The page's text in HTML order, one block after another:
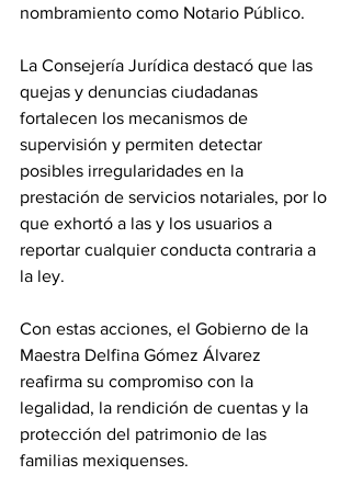
nombramiento como Notario Público.
La Consejería Jurídica destacó que las
quejas y denuncias ciudadanas
fortalecen los mecanismos de
supervisión y permiten detectar
posibles irregularidades en la
prestación de servicios notariales, por lo
que exhortó a las y los usuarios a
reportar cualquier conducta contraria a
la ley.
Con estas acciones, el Gobierno de la
Maestra Delfina Gómez Álvarez
reafirma su compromiso con la
legalidad, la rendición de cuentas y la
protección del patrimonio de las
familias mexiquenses.